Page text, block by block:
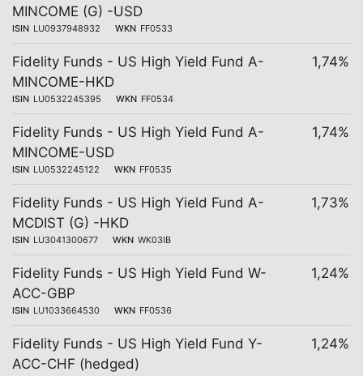
MINCOME (G) -USD
ISIN LU0937948932 WKN FF0533
Fidelity Funds - US High Yield Fund A-
MINCOME-HKD
ISIN LU0532245395 WKN FF0534
1,74%
Fidelity Funds - US High Yield Fund A-
MINCOME-USD
ISIN LU0532245122 WKN FF0535
1,74%
Fidelity Funds - US High Yield Fund A-
MCDIST (G) -HKD
ISIN LU3041300677 WKN WK03IB
1,73%
Fidelity Funds - US High Yield Fund W-
ACC-GBP
ISIN LU1033664530 WKN FF0536
1,24%
Fidelity Funds - US High Yield Fund Y-
ACC-CHF (hedged)
1,24%